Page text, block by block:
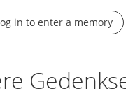
in to enter a memory